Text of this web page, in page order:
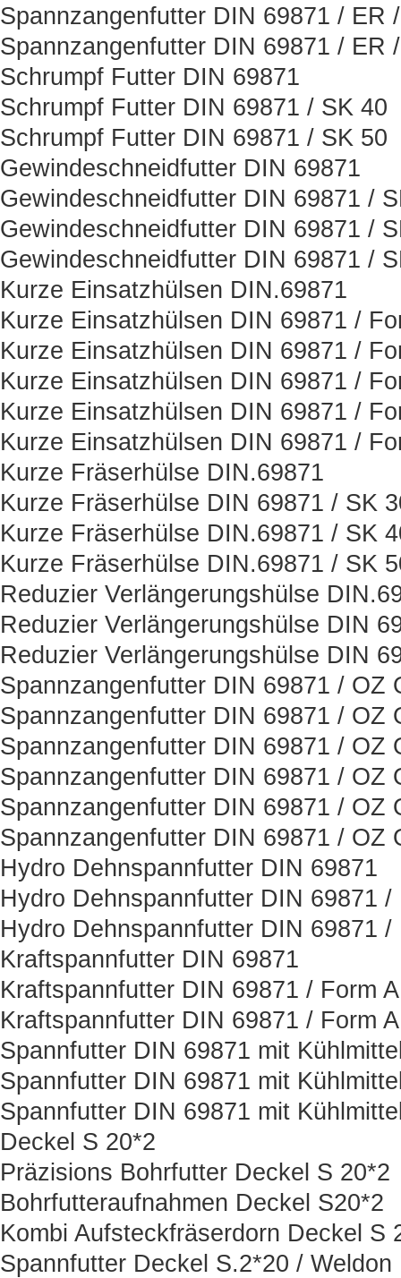
Spannzangenfutter DIN 69871 / ER
Spannzangenfutter DIN 69871 / ER
Schrumpf Futter DIN 69871
Schrumpf Futter DIN 69871 / SK 40
Schrumpf Futter DIN 69871 / SK 50
Gewindeschneidfutter DIN 69871
Gewindeschneidfutter DIN 69871 /
Gewindeschneidfutter DIN 69871 /
Gewindeschneidfutter DIN 69871 /
Kurze Einsatzhülsen DIN.69871
Kurze Einsatzhülsen DIN 69871 /
Kurze Einsatzhülsen DIN 69871 /
Kurze Einsatzhülsen DIN 69871 /
Kurze Einsatzhülsen DIN 69871 /
Kurze Einsatzhülsen DIN 69871 /
Kurze Fräserhülse DIN.69871
Kurze Fräserhülse DIN 69871 / SK
Kurze Fräserhülse DIN.69871 / SK
Kurze Fräserhülse DIN.69871 / SK
Reduzier Verlängerungshülse
Reduzier Verlängerungshülse DIN
Reduzier Verlängerungshülse DIN
Spannzangenfutter DIN 69871 / OZ
Spannzangenfutter DIN 69871 / OZ
Spannzangenfutter DIN 69871 / OZ
Spannzangenfutter DIN 69871 / OZ
Spannzangenfutter DIN 69871 / OZ
Spannzangenfutter DIN 69871 / OZ
Hydro Dehnspannfutter DIN 69871
Hydro Dehnspannfutter DIN 69871
Hydro Dehnspannfutter DIN 69871
Kraftspannfutter DIN 69871
Kraftspannfutter DIN 69871 / Form
Kraftspannfutter DIN 69871 / Form
Spannfutter DIN 69871 mit
Spannfutter DIN 69871 mit
Spannfutter DIN 69871 mit
Deckel S 20*2
Präzisions Bohrfutter Deckel S 20*2
Bohrfutteraufnahmen Deckel S20*2
Kombi Aufsteckfräserdorn Deckel S
Spannfutter Deckel S.2*20 / Weldon